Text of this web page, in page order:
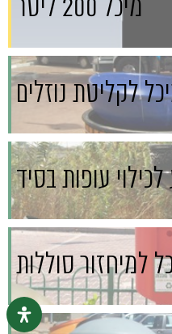
מיכל 200 ליטר
לקליטת נוזלים
עופות בסיד
למיחזור סוללות